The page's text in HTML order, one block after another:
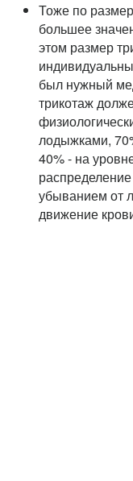
Тоже по
большее
этом размер
был нужный
трикотаж
лодыжками,
40% - на
убыванием от
движение